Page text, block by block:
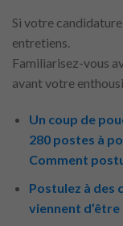
Si votre
entretiens.
Familiarisez-vous
avant votre
Un coup de
280 postes à
Comment
Postulez à des
viennent